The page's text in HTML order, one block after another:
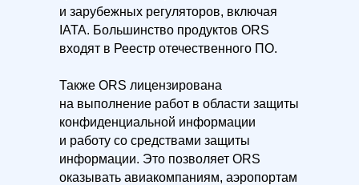
и зарубежных регуляторов, включая
IATA. Большинство продуктов ORS
входят в Реестр отечественного ПО.
Также ORS лицензирована
на выполнение работ в области защиты
конфиденциальной информации
и работу со средствами защиты
информации. Это позволяет ORS
оказывать авиакомпаниям, аэропортам